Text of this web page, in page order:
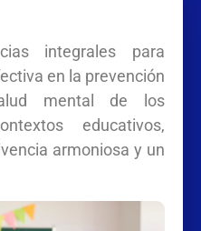
integrales para
en la prevención
mental de los
educativos,
armoniosa y un